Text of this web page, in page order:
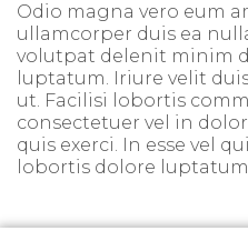
Odio magna vero eum
ullamcorper duis ea
volutpat delenit minim
luptatum. Iriure velit
ut. Facilisi lobortis
consectetuer vel in
quis exerci. In esse vel
lobortis dolore